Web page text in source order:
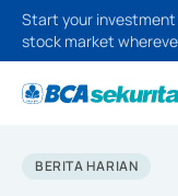
Start your
stock market
BERITA HARIAN